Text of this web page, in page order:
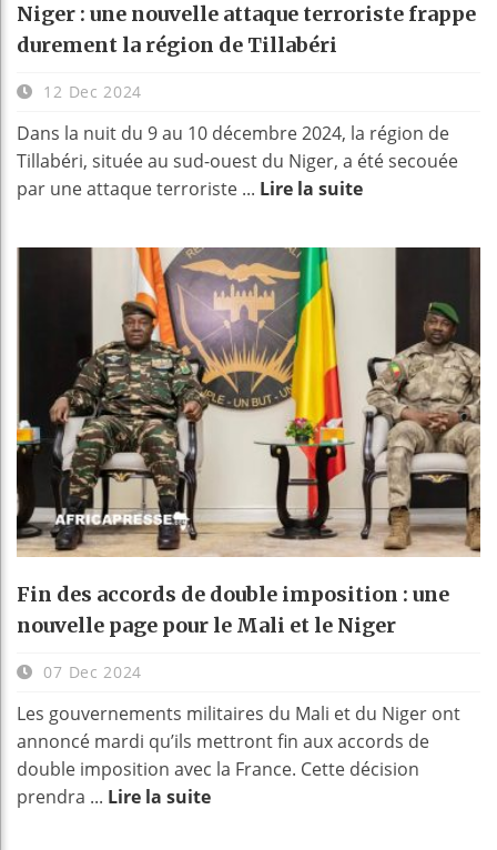
Niger : une nouvelle attaque terroriste frappe
durement la région de Tillabéri
12 Dec 2024
Dans la nuit du 9 au 10 décembre 2024, la région de
Tillabéri, située au sud-ouest du Niger, a été secouée
par une attaque terroriste ... Lire la suite
Fin des accords de double imposition : une
nouvelle page pour le Mali et le Niger
07 Dec 2024
Les gouvernements militaires du Mali et du Niger ont
annoncé mardi qu’ils mettront fin aux accords de
double imposition avec la France. Cette décision
prendra ... Lire la suite